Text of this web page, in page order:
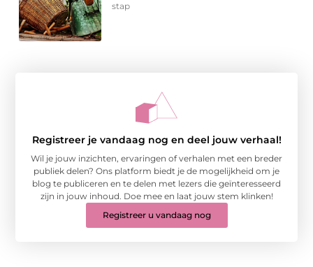
stap
Registreer je vandaag nog en deel jouw verhaal!
Wil je jouw inzichten, ervaringen of verhalen met een breder
publiek delen? Ons platform biedt je de mogelijkheid om je
blog te publiceren en te delen met lezers die geïnteresseerd
zijn in jouw inhoud. Doe mee en laat jouw stem klinken!
Registreer u vandaag nog